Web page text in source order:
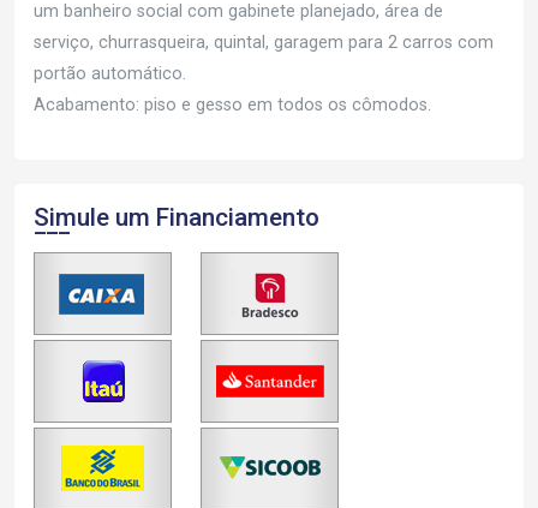
um banheiro social com gabinete planejado, área de
serviço, churrasqueira, quintal, garagem para 2 carros com
portão automático.
Acabamento: piso e gesso em todos os cômodos.
Simule um Financiamento